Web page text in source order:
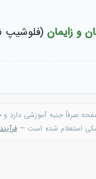
و زایمان(فلوشیپ
صرفاً جنبه آموزشی دارد و
استعلام شده است —